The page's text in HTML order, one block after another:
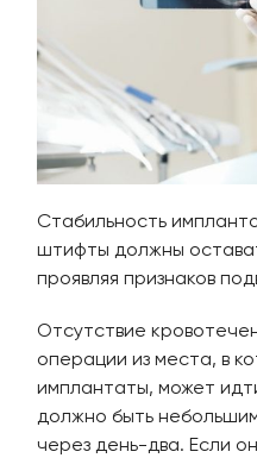
Стабильность
штифты должны
проявляя признаков
Отсутствие
операции из места, в
имплантаты, может
должно быть
через день-два. Если